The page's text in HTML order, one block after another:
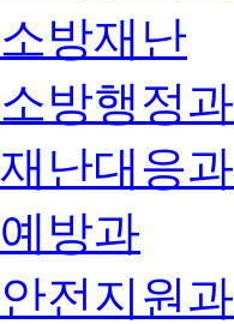
소방재난
소방행정과
재난대응과
예방과
안전지원과